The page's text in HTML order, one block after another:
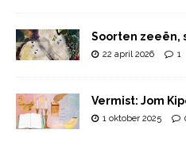
Soorten zeeën,
22 april 2026 1
Vermist: Jom
1 oktober 2025